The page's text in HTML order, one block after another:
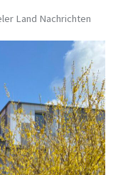
Land Nachrichten